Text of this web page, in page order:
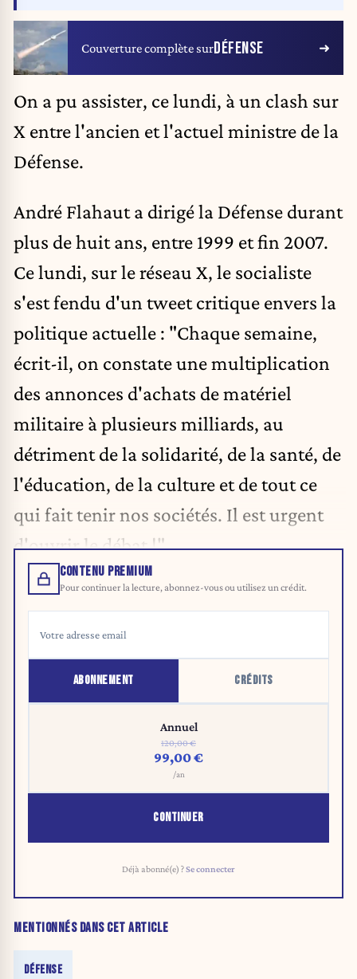
Couverture complète surDÉFENSE
On a pu assister, ce lundi, à un clash sur
X entre l'ancien et l'actuel ministre de la
Défense.
André Flahaut a dirigé la Défense durant
plus de huit ans, entre 1999 et fin 2007.
Ce lundi, sur le réseau X, le socialiste
s'est fendu d'un tweet critique envers la
politique actuelle : "Chaque semaine,
écrit-il, on constate une multiplication
des annonces d'achats de matériel
militaire à plusieurs milliards, au
détriment de la solidarité, de la santé, de
l'éducation, de la culture et de tout ce
qui fait tenir nos sociétés. Il est urgent
d'ouvrir le débat !"
CONTENU PREMIUM
Pour continuer la lecture, abonnez-vous ou utilisez un crédit.
ABONNEMENT CRÉDITS
Annuel
120,00 €
99,00 €
/an
CONTINUER
Déjà abonné(e) ?Se connecter
MENTIONNÉS DANS CET ARTICLE
DÉFENSE